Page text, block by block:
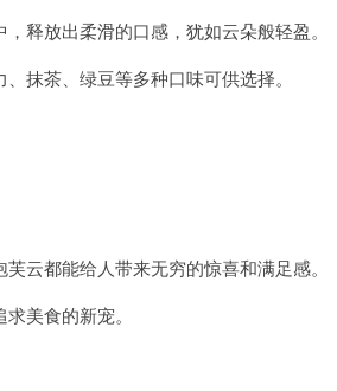
放出柔滑的口感，犹如云朵般轻盈。
抹茶、绿豆等多种口味可供选择。
都能给人带来无穷的惊喜和满足感。
美食的新宠。